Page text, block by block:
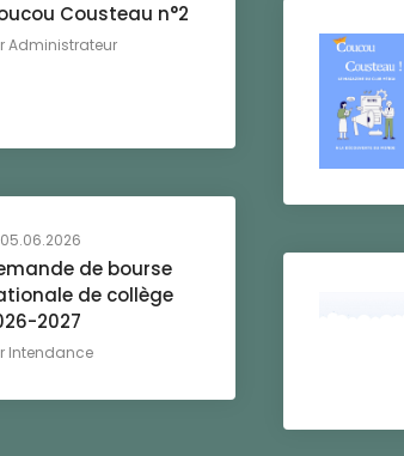
Cousteau n°2
Administrateur
05.06.2026
de bourse
de collège
2027
Intendance